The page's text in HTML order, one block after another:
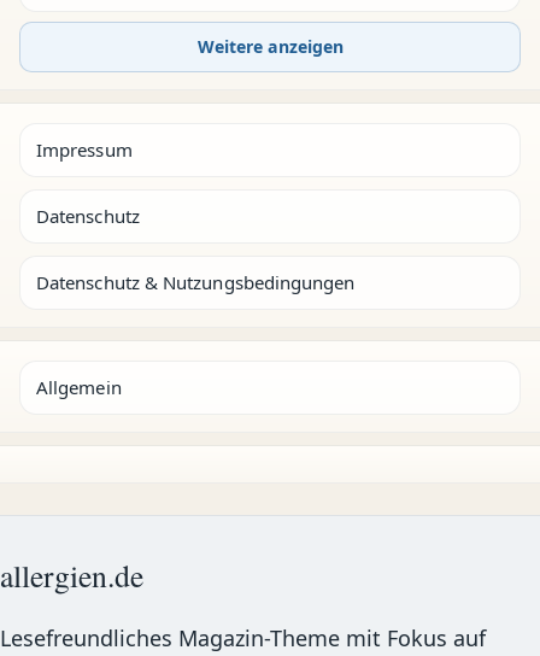
Weitere anzeigen
Impressum
Datenschutz
Datenschutz & Nutzungsbedingungen
Allgemein
allergien.de
Lesefreundliches Magazin-Theme mit Fokus auf